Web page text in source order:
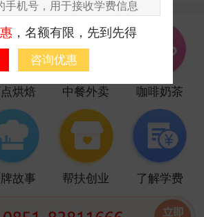
烘焙 中餐外卖 咖啡奶茶
故事 帮扶创业 了解学费
，名额有限，先到先得
咨询优惠